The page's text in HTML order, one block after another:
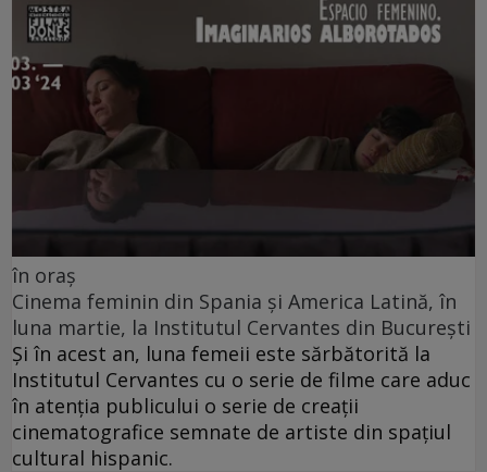
în oraș
Cinema feminin din Spania și America Latină, în
luna martie, la Institutul Cervantes din București
Și în acest an, luna femeii este sărbătorită la
Institutul Cervantes cu o serie de filme care aduc
în atenția publicului o serie de creații
cinematografice semnate de artiste din spațiul
cultural hispanic.